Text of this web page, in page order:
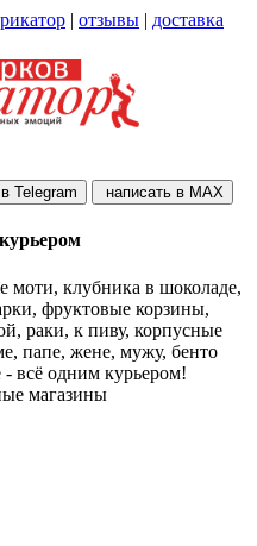
| отзывы | доставка
Telegram написать в МАХ
моти, клубника в шоколаде,
фруктовые корзины,
раки, к пиву, корпусные
папе, жене, мужу, бенто
- всё одним курьером!
магазины